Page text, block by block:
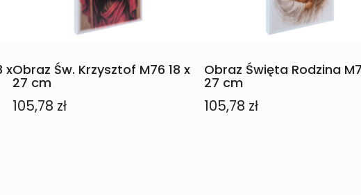
xObraz Św. Krzysztof M76 18 x
27 cm
105,78 zł
Obraz Święta Rodzina
27 cm
105,78 zł